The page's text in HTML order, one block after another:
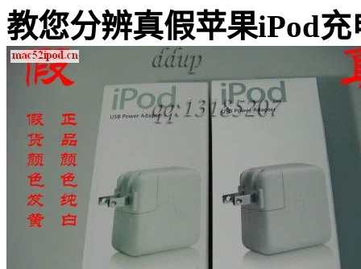
教您分辨真假苹果iPod充